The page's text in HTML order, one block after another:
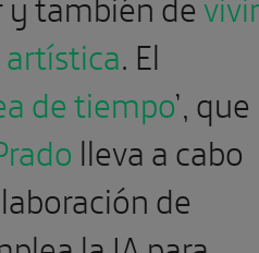
. El
de tiempo’, que
lleva a cabo
de